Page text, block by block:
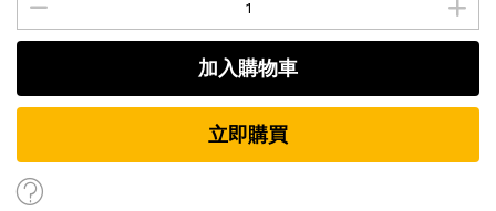
加入購物車
立即購買